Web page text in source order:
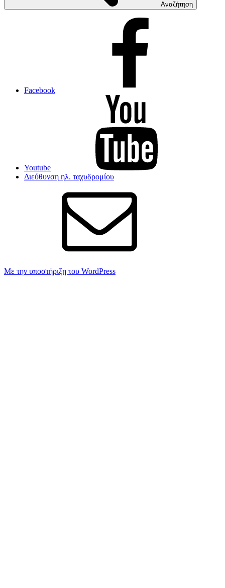
Αναζήτηση
Facebook
Youtube
Διεύθυνση ηλ. ταχυδρομίου
Με την υποστήριξη του WordPress